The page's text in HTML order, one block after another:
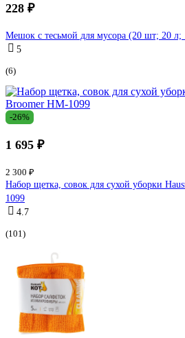
228 ₽
Мешок с тесьмой для мусора (20 шт; 20
5
(6)
-26%
1 695 ₽
2 300 ₽
Набор щетка, совок для сухой уборки
1099
4.7
(101)